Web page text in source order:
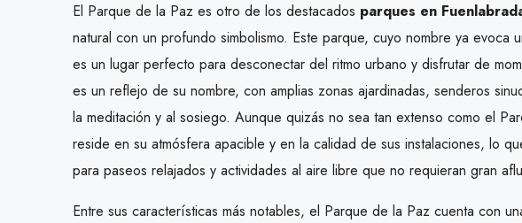
El Parque de la Paz es otro de los destacados parques en
natural con un profundo simbolismo. Este parque, cuyo nombre ya evoca
es un lugar perfecto para desconectar del ritmo urbano y disfrutar de
es un reflejo de su nombre, con amplias zonas ajardinadas, senderos
la meditación y al sosiego. Aunque quizás no sea tan extenso como el
reside en su atmósfera apacible y en la calidad de sus instalaciones, lo
para paseos relajados y actividades al aire libre que no requieran gran
Entre sus características más notables, el Parque de la Paz cuenta con